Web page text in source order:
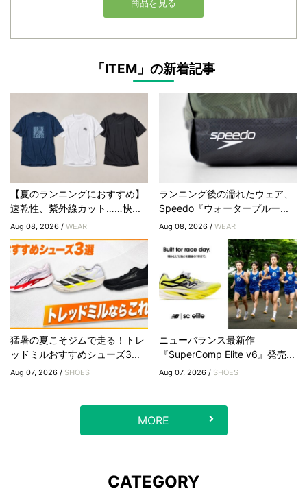
「ITEM」の新着記事
【夏のランニングにおすすめ】
速乾性、紫外線カット……快...
Aug 08, 2026 / WEAR
ランニング後の濡れたウェア、
Speedo『ウォータープルー...
Aug 08, 2026 /WEAR
猛暑の夏こそジムで走る！トレ
ッドミルおすすめシューズ3...
Aug 07, 2026 / SHOES
ニューバランス最新作
『SuperComp Elite v6』発売...
Aug 07, 2026 / SHOES
MORE
CATEGORY